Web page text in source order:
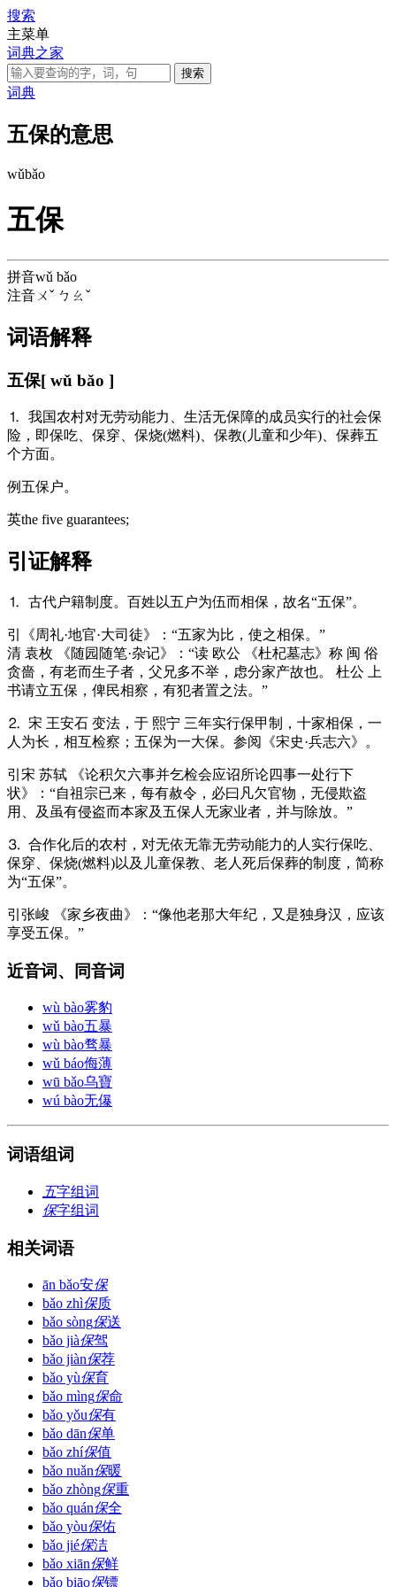
搜索
主菜单
词典之家
词典
五保的意思
wǔbǎo
五保
拼音wǔ bǎo
注音 ㄨˇ ㄅㄠˇ
词语解释
五保[ wǔ bǎo ]
⒈ 我国农村对无劳动能力、生活无保障的成员实行的社会保
险，即保吃、保穿、保烧(燃料)、保教(儿童和少年)、保葬五
个方面。
例 五保户。
英the five guarantees;
引证解释
⒈ 古代户籍制度。百姓以五户为伍而相保，故名“五保”。
引
《周礼·地官·大司徒》：“五家为比，使之相保。”
清 袁枚 《随园随笔·杂记》：“读 欧公 《杜杞墓志》称 闽 俗
贪嗇，有老而生子者，父兄多不举，虑分家产故也。 杜公 上
书请立五保，俾民相察，有犯者置之法。”
⒉ 宋 王安石 变法，于 熙宁 三年实行保甲制，十家相保，一
人为长，相互检察；五保为一大保。参阅《宋史·兵志六》。
引 宋 苏轼 《论积欠六事并乞检会应诏所论四事一处行下
状》：“自祖宗已来，每有赦令，必曰凡欠官物，无侵欺盗
用、及虽有侵盗而本家及五保人无家业者，并与除放。”
⒊ 合作化后的农村，对无依无靠无劳动能力的人实行保吃、
保穿、保烧(燃料)以及儿童保教、老人死后保葬的制度，简称
为“五保”。
引 张峻 《家乡夜曲》：“像他老那大年纪，又是独身汉，应该
享受五保。”
近音词、同音词
wù bào雾豹
wǔ bào五暴
wù bào骛暴
wǔ báo侮薄
wū bǎo乌寶
wú bào无儤
词语组词
五字组词
保字组词
相关词语
ān bǎo安保
bǎo zhì保质
bǎo sòng保送
bǎo jià保驾
bǎo jiàn保荐
bǎo yù保育
bǎo mìng保命
bǎo yǒu保有
bǎo dān保单
bǎo zhí保值
bǎo nuǎn保暖
bǎo zhòng保重
bǎo quán保全
bǎo yòu保佑
bǎo jié保洁
bǎo xiān保鲜
bǎo biāo保镖